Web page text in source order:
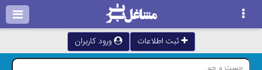
ثبت اطلاعات ورود کاربران